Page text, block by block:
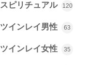
スピリチュアル 120
ツインレイ男性 63
ツインレイ女性 35